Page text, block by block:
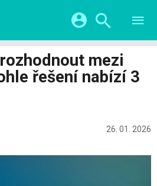
Google
mezi
řešení nabízí 3
26. 01. 2026